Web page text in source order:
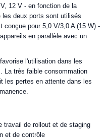
12 V - en fonction de la
les deux ports sont utilisés
pour 5,0 V/3,0 A (15 W) -
en parallèle avec un
l'utilisation dans les
La très faible consommation
les pertes en attente dans les
travail de rollout et de staging
et de contrôle